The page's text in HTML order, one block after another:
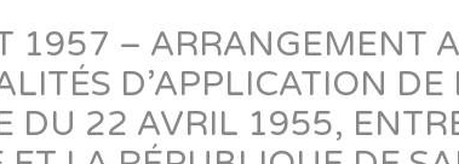
1957 – ARRANGEMENT
D’APPLICATION
DU 22 AVRIL 1955,